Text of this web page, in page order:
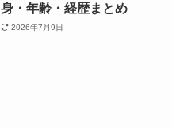
身・年齢・経歴まとめ
2026年7月9日